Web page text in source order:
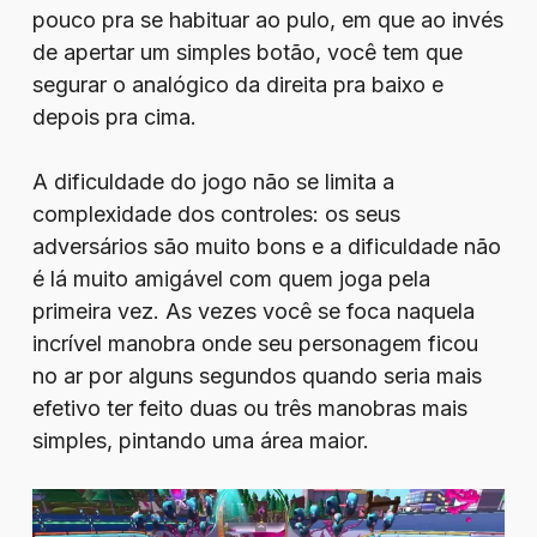
pouco pra se habituar ao pulo, em que ao invés
de apertar um simples botão, você tem que
segurar o analógico da direita pra baixo e
depois pra cima.
A dificuldade do jogo não se limita a
complexidade dos controles: os seus
adversários são muito bons e a dificuldade não
é lá muito amigável com quem joga pela
primeira vez. As vezes você se foca naquela
incrível manobra onde seu personagem ficou
no ar por alguns segundos quando seria mais
efetivo ter feito duas ou três manobras mais
simples, pintando uma área maior.